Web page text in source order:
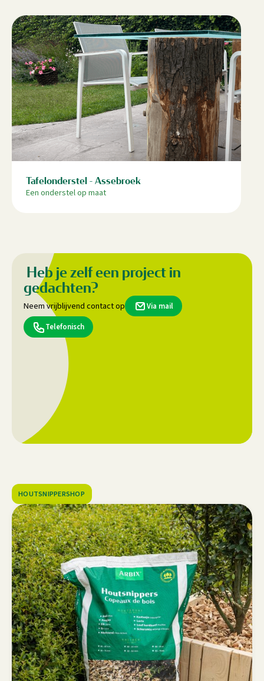
Tafelonderstel - Assebroek
Een onderstel op maat
Heb je zelf een project in
gedachten?
Neem vrijblijvend contact op
Via mail
Telefonisch
HOUTSNIPPERSHOP